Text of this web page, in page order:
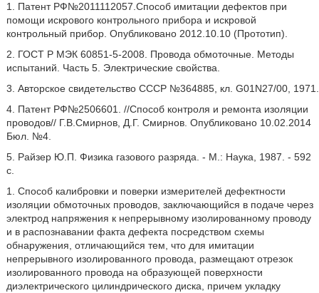
1. Патент РФ№2011112057.Способ имитации дефектов при
помощи искрового контрольного прибора и искровой
контрольный прибор. Опубликовано 2012.10.10 (Прототип).
2. ГОСТ Р МЭК 60851-5-2008. Провода обмоточные. Методы
испытаний. Часть 5. Электрические свойства.
3. Авторское свидетельство СССР №364885, кл. G01N27/00, 1971.
4. Патент РФ№2506601. //Способ контроля и ремонта изоляции
проводов// Г.В.Смирнов, Д.Г. Смирнов. Опубликовано 10.02.2014
Бюл. №4.
5. Райзер Ю.П. Физика газового разряда. - М.: Наука, 1987. - 592
с.
1. Способ калибровки и поверки измерителей дефектности
изоляции обмоточных проводов, заключающийся в подаче через
электрод напряжения к непрерывному изолированному проводу
и в распознавании факта дефекта посредством схемы
обнаружения, отличающийся тем, что для имитации
непрерывного изолированного провода, размещают отрезок
изолированного провода на образующей поверхности
диэлектрического цилиндрического диска, причем укладку